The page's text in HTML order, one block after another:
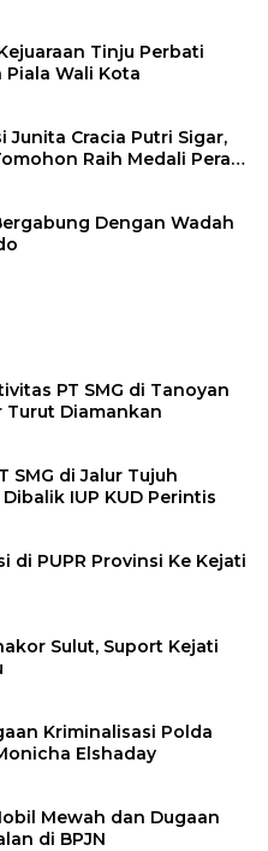
Tinju Perbati
Wali Kota
Junita Cracia Putri Sigar,
Raih Medali Perak
Dengan Wadah
PT SMG di Tanoyan
Turut Diamankan
SMG di Jalur Tujuh
IUP KUD Perintis
di PUPR Provinsi Ke Kejati
Sulut, Suport Kejati
Kriminalisasi Polda
Elshaday
Mewah dan Dugaan
di BPJN